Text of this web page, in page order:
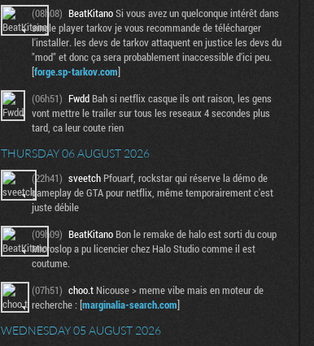
(08h08) BeatKitanoSi vous avez un quelconque intérêt dans
single player tarkov je vous recommande de télécharger
l'installer. les devs de tarkov attaquent en justice les devs du
"mod" et donc ça sera probablement inaccessible d'ici peu.
[forge.sp-tarkov.com]
(06h51) Fwdd Bah si netflix casque ils ont raison, les gens
vont mettre le trailer sur tous les reseaux 4 secondes plus
tard, ca leur coute rien
THURSDAY 06 AUGUST 2026
(22h41) sveetch Pfouarf, rockstar qui réserve la démo de
gameplay de GTA pour netflix, même temporairement c'est
juste débile
(09h09) BeatKitano Bon le remake de halo est sorti du coup
Microslop a pu licencier chez Halo Studio comme il est
coutume.
(07h51) choo.t Nicouse > meme vibe mais en moteur de
recherche : [marginalia-search.com]
WEDNESDAY 05 AUGUST 2026